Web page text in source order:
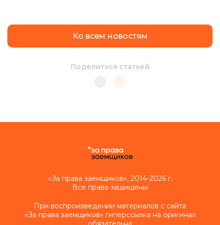
Ко всем новостям
Поделиться статьей
«За права заемщиков», 2014-2026 г.
Все права защищены
При воспроизведении материалов с сайта
«За права заемщиков» гиперссылка на оригинал